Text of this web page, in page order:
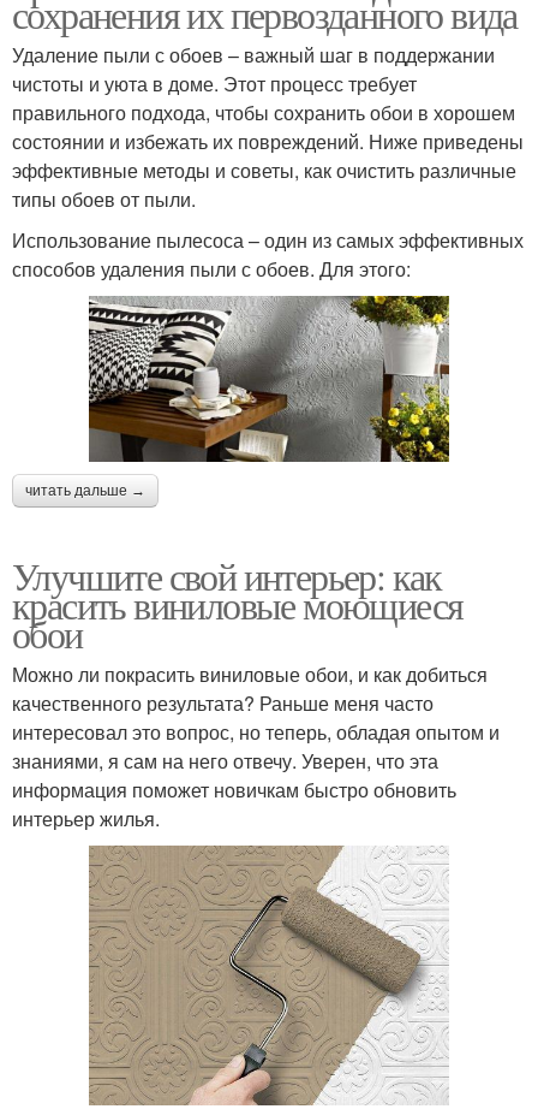
сохранения их первозданного вида
Удаление пыли с обоев – важный шаг в поддержании
чистоты и уюта в доме. Этот процесс требует
правильного подхода, чтобы сохранить обои в хорошем
состоянии и избежать их повреждений. Ниже приведены
эффективные методы и советы, как очистить различные
типы обоев от пыли.
Использование пылесоса – один из самых эффективных
способов удаления пыли с обоев. Для этого:
читать дальше →
Улучшите свой интерьер: как
красить виниловые моющиеся
обои
Можно ли покрасить виниловые обои, и как добиться
качественного результата? Раньше меня часто
интересовал это вопрос, но теперь, обладая опытом и
знаниями, я сам на него отвечу. Уверен, что эта
информация поможет новичкам быстро обновить
интерьер жилья.